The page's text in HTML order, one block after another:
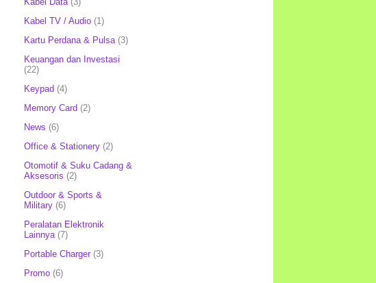
Kabel TV / Audio (1)
Kartu Perdana & Pulsa (3)
Keuangan dan Investasi
(22)
Keypad (4)
Memory Card (2)
News (6)
Office & Stationery (2)
Otomotif & Suku Cadang &
Aksesoris (2)
Outdoor & Sports &
Military (6)
Peralatan Elektronik
Lainnya (7)
Portable Charger (3)
Promo (6)